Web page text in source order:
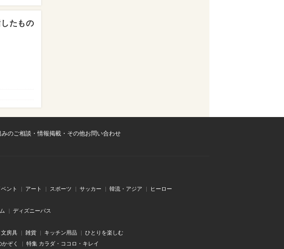
たもの
のご相談・情報掲載・その他お問い合わせ
ベント アート スポーツ サッカー 韓流・アジア ヒーロー
ディズニーパス
文房具 雑貨 キッチン用品 ひとりを楽しむ
ぞく 特集 カラダ・ココロ・キレイ